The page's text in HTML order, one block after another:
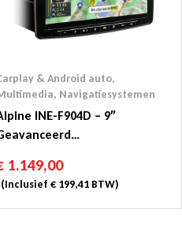
& Android auto,
, Navigatiesystemen
INE-F904D – 9″
1.149,00
(Inclusief €199,41BTW)